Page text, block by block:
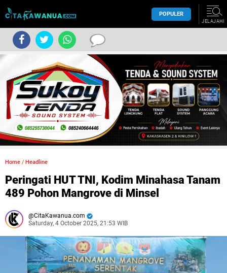
POPULER
JELAJAHI
Home / Headline
Peringati HUT TNI, Kodim Minahasa Tanam
489 Pohon Mangrove di Minsel
CitaKawanua.com
Saturday, 4 October 2025, 21:53 WIB